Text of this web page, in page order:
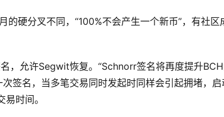
硬分叉不同，“100%不会产生一个新币”，有社区
，允许Segwit恢复。“Schnorr签名将再度提升
签名，当多笔交易同时发起时同样会引起拥堵，启
时间。